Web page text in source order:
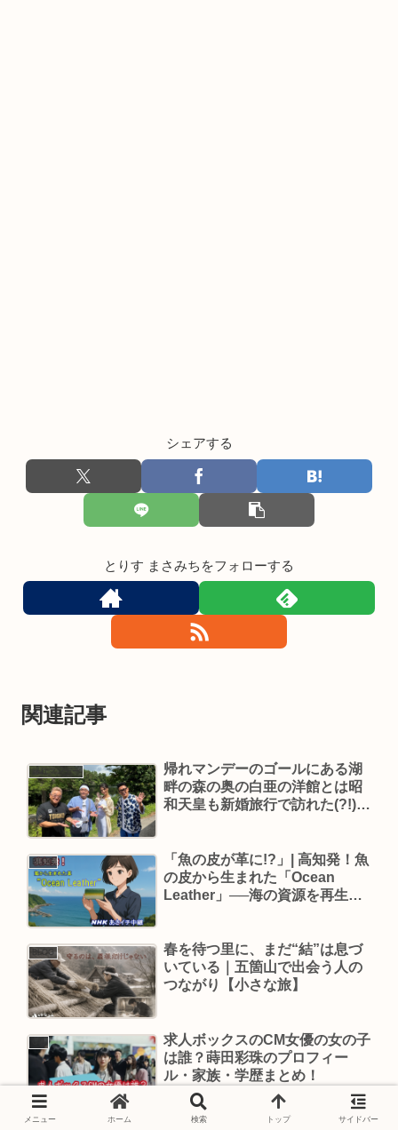
シェアする
とりす まさみちをフォローする
関連記事
帰れマンデー
帰れマンデーのゴールにある湖
畔の森の奥の白亜の洋館とは昭
和天皇も新婚旅行で訪れた(?!)猪
BLOG
「魚の皮が革に!?」| 高知発！魚
の皮から生まれた「Ocean
Leather」──海の資源を再生す
BLOG
春を待つ里に、まだ“結”は息づ
いている｜五箇山で出会う人の
つながり【小さな旅】
求人ボックスのCM女優の女の子
は誰？蒔田彩珠のプロフィー
ル・家族・学歴まとめ！
メニュー ホーム 検索 トップ サイドバー